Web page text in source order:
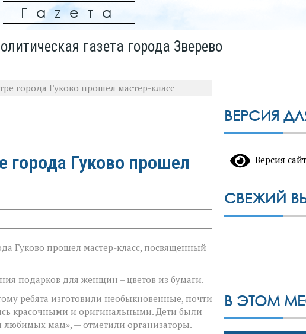
Гаzета
газета города Зверево
города Гуково прошел мастер-класс
города Гуково прошел
Гуково прошел мастер-класс, посвященный
подарков для женщин – цветов из бумаги.
ребята изготовили необыкновенные, почти
красочными и оригинальными. Дети были
любимых мам», — отметили организаторы.
ВЕРСИЯ
Версия
СВЕЖИЙ
В ЭТОМ